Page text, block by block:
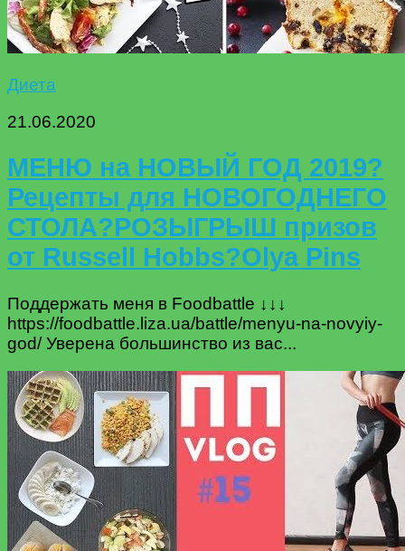
Диета
21.06.2020
МЕНЮ на НОВЫЙ ГОД 2019?
Рецепты для НОВОГОДНЕГО
СТОЛА?РОЗЫГРЫШ призов
от Russell Hobbs?Olya Pins
Поддержать меня в Foodbattle ↓↓↓
https://foodbattle.liza.ua/battle/menyu-na-novyiy-
god/ Уверена большинство из вас...